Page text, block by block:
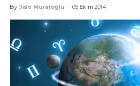
By Jale Muratoğlu - 05 Ekim 2014